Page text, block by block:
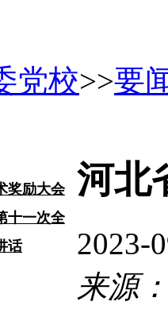
党校>>要
奖励大会
十一次全
话
河北
2023-
来源